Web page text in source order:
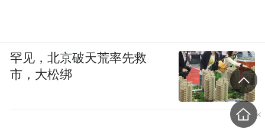
罕见，北京破天荒率先救
市，大松绑